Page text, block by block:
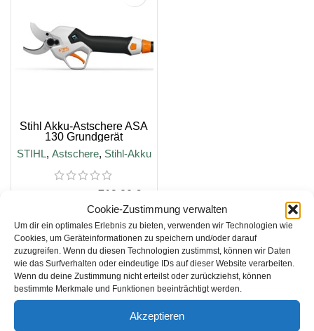
Cookie-Zustimmung verwalten
Um dir ein optimales Erlebnis zu bieten, verwenden wir Technologien wie
Cookies, um Geräteinformationen zu speichern und/oder darauf
zuzugreifen. Wenn du diesen Technologien zustimmst, können wir Daten
wie das Surfverhalten oder eindeutige IDs auf dieser Website verarbeiten.
Wenn du deine Zustimmung nicht erteilst oder zurückziehst, können
bestimmte Merkmale und Funktionen beeinträchtigt werden.
Akzeptieren
Stihl Akku-Astschere ASA
130 Grundgerät
STIHL, Astschere, Stihl-Akku
719,00 €
IN DEN WARENKORB
inkl. 19 % MwSt.
zzgl.Versandkosten